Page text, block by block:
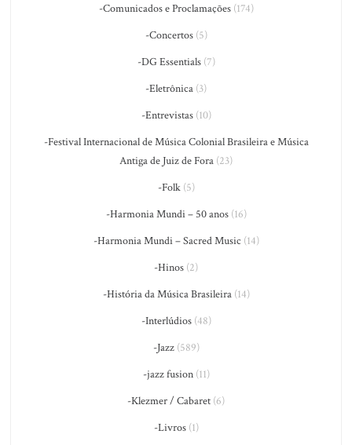
-Comunicados e Proclamações(174)
-Concertos(5)
-DG Essentials(7)
-Eletrônica (3)
-Entrevistas(10)
-Festival Internacional de Música Colonial Brasileira e Música
Antiga de Juiz de Fora (23)
-Folk(5)
-Harmonia Mundi – 50 anos(16)
-Harmonia Mundi – Sacred Music (14)
-Hinos (2)
-História da Música Brasileira(14)
-Interlúdios(48)
-Jazz(589)
-jazz fusion(11)
-Klezmer / Cabaret (6)
-Livros(1)